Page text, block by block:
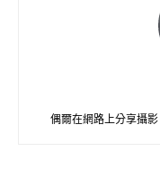
偶爾在網路上分享攝